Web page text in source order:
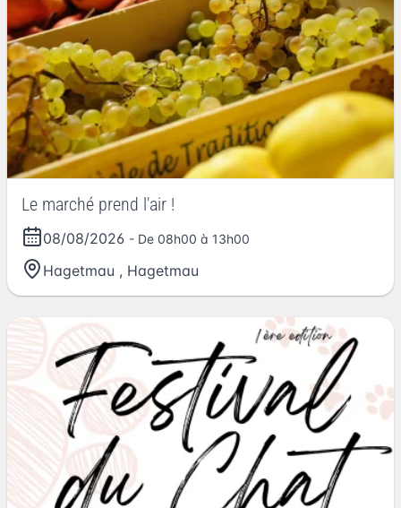
Le marché prend l'air !
08/08/2026 - De 08h00 à 13h00
Hagetmau , Hagetmau